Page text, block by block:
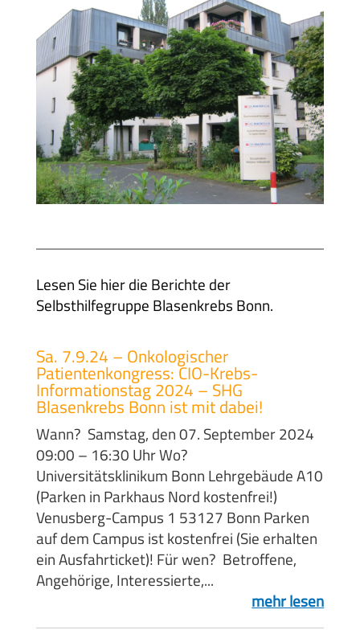
Lesen Sie hier die Berichte der
Selbsthilfegruppe Blasenkrebs Bonn.
Sa. 7.9.24 – Onkologischer
Patientenkongress: CIO-Krebs-
Informationstag 2024 – SHG
Blasenkrebs Bonn ist mit dabei!
Wann? Samstag, den 07. September 2024
09:00 – 16:30 Uhr Wo?
Universitätsklinikum Bonn Lehrgebäude A10
(Parken in Parkhaus Nord kostenfrei!)
Venusberg-Campus 1 53127 Bonn Parken
auf dem Campus ist kostenfrei (Sie erhalten
ein Ausfahrticket)! Für wen? Betroffene,
Angehörige, Interessierte,...
mehr lesen